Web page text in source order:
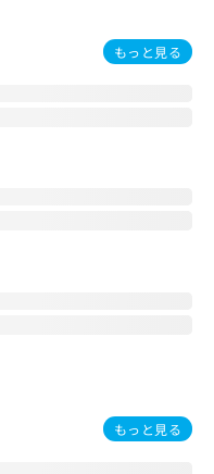
もっと見る
もっと見る